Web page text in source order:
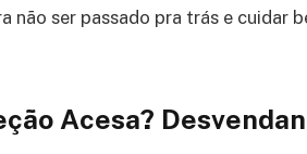
não ser passado pra trás e cuidar
Acesa?